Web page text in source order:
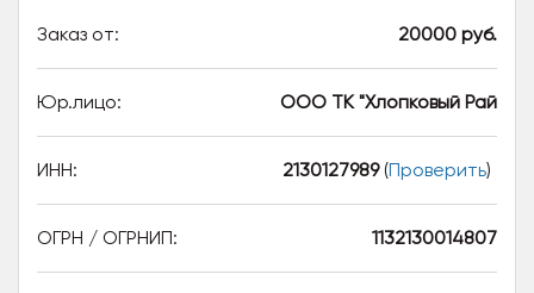
Заказ от: 20000 руб.
Юр.лицо: ООО ТК "Хлопковый Рай
ИНН: 2130127989 (Проверить)
ОГРН / ОГРНИП: 1132130014807